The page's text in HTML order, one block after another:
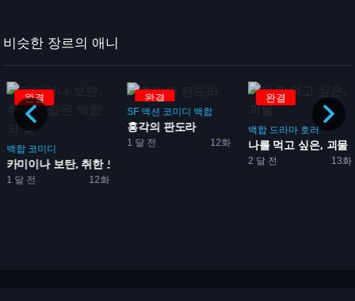
비슷한 장르의 애니
완결
백합 코미디
1 달 전 12화
카미이나 보탄, 취한 모습은...
완결
SF 액션 코미디 백합
1 달 전 12화
홍각의 판도라
완결
백합 드라마 호러
2 달 전 13화
나를 먹고 싶은, 괴물